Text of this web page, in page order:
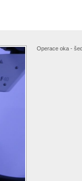
Operace oka -